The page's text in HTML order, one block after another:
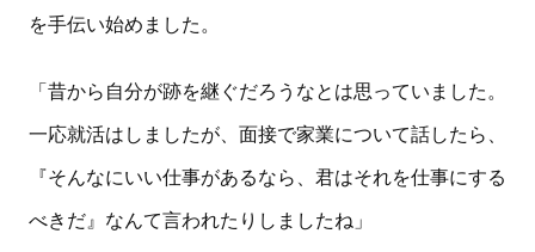
を手伝い始めました。
「昔から自分が跡を継ぐだろうなとは思っていました。
一応就活はしましたが、面接で家業について話したら、
『そんなにいい仕事があるなら、君はそれを仕事にする
べきだ』なんて言われたりしましたね」